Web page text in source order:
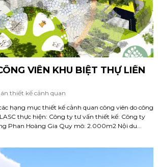
VIÊN KHU BIỆT THỰ LIỀN
thiết kế cảnh quan
hạng mục thiết kế cảnh quan công viên do công
thực hiện: Công ty tư vấn thiết kế: Công ty
Phan Hoàng Gia Quy mô: 2.000m2 Nội du...